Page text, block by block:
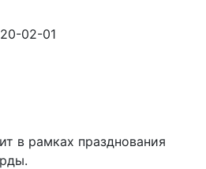
02-01
в рамках празднования